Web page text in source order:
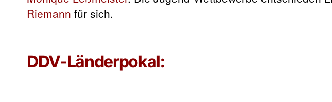
Riemann für sich.
DDV-Länderpokal: